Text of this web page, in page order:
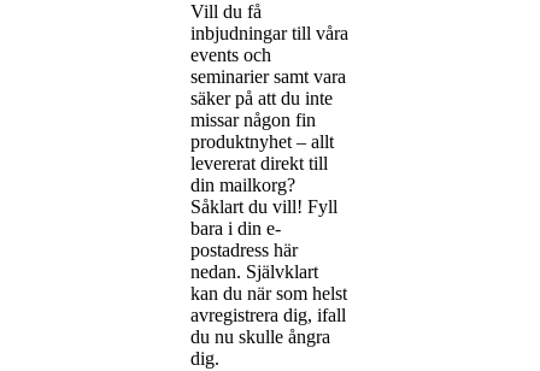
Vill du få
inbjudningar till våra
events och
seminarier samt vara
säker på att du inte
missar någon fin
produktnyhet – allt
levererat direkt till
din mailkorg?
Såklart du vill! Fyll
bara i din e-
postadress här
nedan. Självklart
kan du när som helst
avregistrera dig, ifall
du nu skulle ångra
dig.